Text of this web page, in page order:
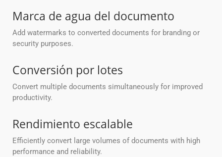
Marca de agua del documento
Add watermarks to converted documents for branding or
security purposes.
Conversión por lotes
Convert multiple documents simultaneously for improved
productivity.
Rendimiento escalable
Efficiently convert large volumes of documents with high
performance and reliability.